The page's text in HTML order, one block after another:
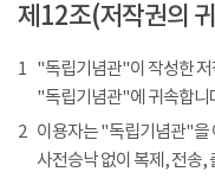
제12조(저작권의
1 "독립기념관"이 작성한
"독립기념관"에 귀속합니
2 이용자는 "독립기념관"을
사전승낙 없이 복제, 전송,